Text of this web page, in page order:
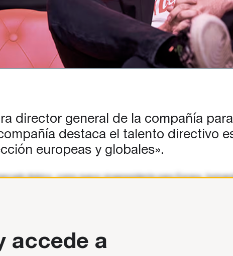
director general de la compañía
destaca el talento directivo
europeas y globales».
ibérico, como nuevo vicepresidente para Europa,
accede a